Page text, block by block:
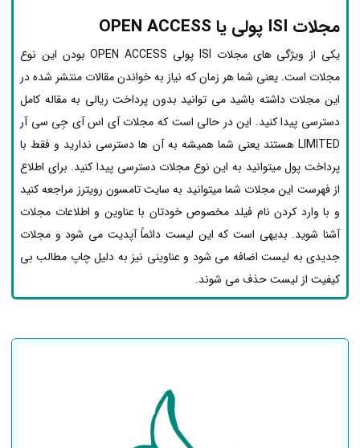
مجلات ISI پولی یا OPEN ACCESS
یکی از ویژگی های مجلات ISI پولی OPEN ACCESS بودن این نوع
مجلات است. یعنی شما هر زمان که نیاز به خواندن مقالات منتشر شده در
این مجلات داشته باشید می توانید بدون پرداخت ریالی به مقاله کامل
دسترسی پیدا کنید. این در حالی است که مجلات آی اس آی جِی سی آر
LIMITED هستند یعنی شما همیشه به آن ها دسترسی ندارید و فقط با
پرداخت پول میتوانید به این نوع مجلات دسترسی پیدا کنید. برای اطلاع
از فهرست این مجلات شما میتوانید به سایت تامسون رویترز مراجعه کنید
و با وارد کردن نام فیلد مخصوص خودتان با عناوین و اطلاعات مجلات
آشنا شوید. بدیهی است که این لیست دائماً آپدیت می شود و مجلات
جدیدی به لیست اضافه می شود و عناوینی نیز به دلیل چاپ مطالب بی
کیفیت از لیست حذف می شوند.